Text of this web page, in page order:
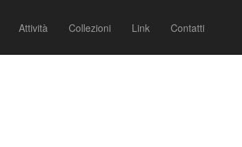
Attività Collezioni Link Contatti